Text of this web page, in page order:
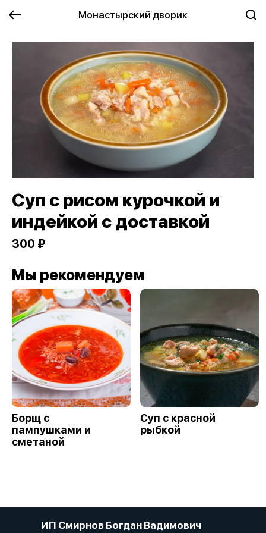
Монастырский дворик
Суп с рисом курочкой и
индейкой с доставкой
300 ₽
Мы рекомендуем
Борщ с
пампушками и
сметаной
Суп с красной
рыбкой
ИП Смирнов Богдан Вадимович